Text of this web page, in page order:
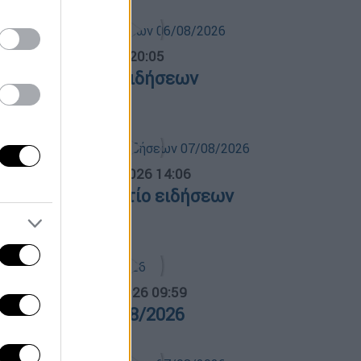
06.08.2026 20:05
δελτίο ειδήσεων
08/2026
07.08.2026 14:06
δελτίο ειδήσεων
08/2026
Ελλάδος... 07.08.2026 09:59
Ελλάδος 07/08/2026